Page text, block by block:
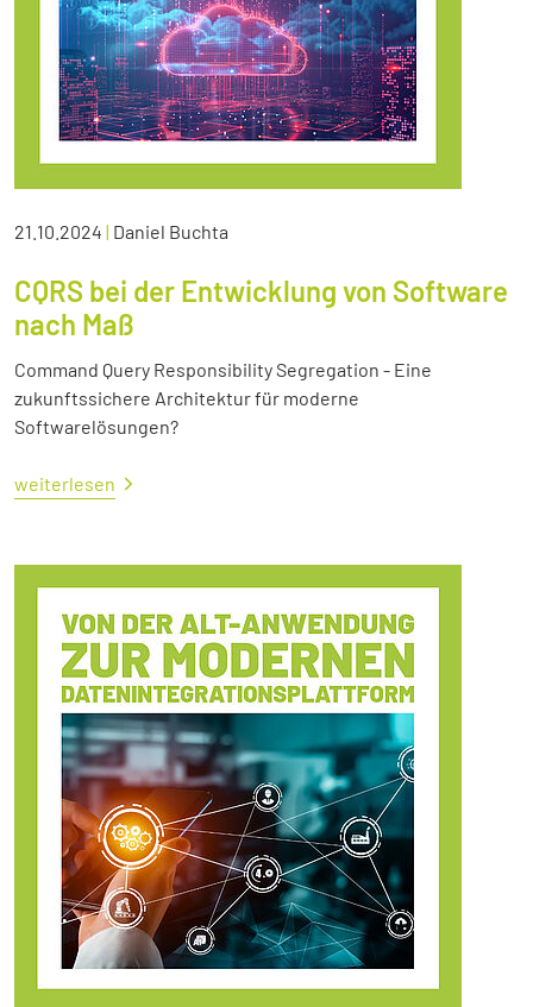
21.10.2024 | Daniel Buchta
CQRS bei der Entwicklung von Software
nach Maß
Command Query Responsibility Segregation - Eine
zukunftssichere Architektur für moderne
Softwarelösungen?
weiterlesen